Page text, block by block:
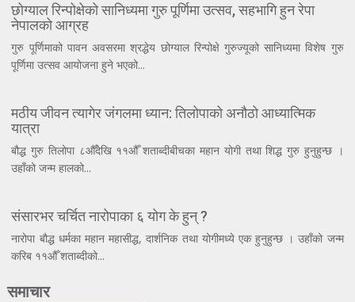
छोग्याल रिन्पोक्षेको सानिध्यमा गुरु पूर्णिमा उत्सव, सहभागि हुन रेपा
नेपालको आग्रह
गुरु पूर्णिमाको पावन अवसरमा श्रद्धेय छोग्याल रिन्पोक्षे गुरुज्यूको सानिध्यमा विशेष गुरु
पूर्णिमा उत्सव आयोजना हुने भएको...
मठीय जीवन त्यागेर जंगलमा ध्यान: तिलोपाको अनौठो आध्यात्मिक
यात्रा
बौद्ध गुरु तिलोपा ८औँदेखि ११औँ शताब्दीबीचका महान योगी तथा शिद्ध गुरु हुनुहुन्छ ।
उहाँको जन्म हालको...
संसारभर चर्चित नारोपाका ६ योग के हुन् ?
नारोपा बौद्ध धर्मका महान महासीद्ध, दार्शनिक तथा योगीमध्ये एक हुनुहुन्छ । उहाँको जन्म
करिब ११औँ शताब्दीको...
समाचार